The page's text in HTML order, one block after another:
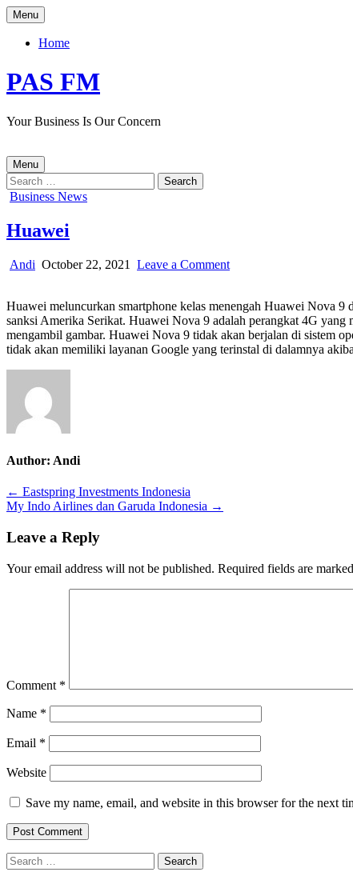
Skip
to
content
Menu
Home
PAS FM
Your Business Is Our Concern
Menu
Search
for:
Posted
Business News
Huawei
Author:
Andi Published
October 22, 2021 Leave a Commenton
Huawei meluncurkan smartphone kelas menengah Huawei Nova
sanksi Amerika Serikat. Huawei Nova 9 adalah perangkat 4G yang
mengambil gambar. Huawei Nova 9 tidak akan berjalan di sistem
tidak akan memiliki layanan Google yang terinstal di dalamnya
Author: Andi
Post
navigation
← Eastspring Investments Indonesia
My Indo Airlines dan Garuda Indonesia →
Leave a Reply
Your email address will not be published. Required fields are marked
Comment *
Name *
Email *
Website
Save my name, email, and website in this browser for the next
Search
for: